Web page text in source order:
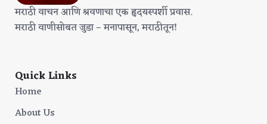
मराठी वाचन आणि श्रवणाचा एक हृदयस्पर्शी प्रवास.
मराठी वाणीसोबत जुडा – मनापासून, मराठीतून!
Quick Links
Home
About Us